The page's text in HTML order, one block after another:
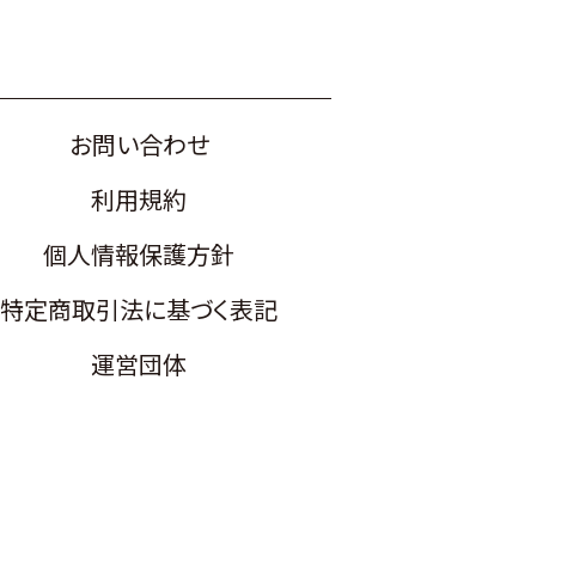
お問い合わせ
利用規約
個人情報保護方針
特定商取引法に基づく表記
運営団体